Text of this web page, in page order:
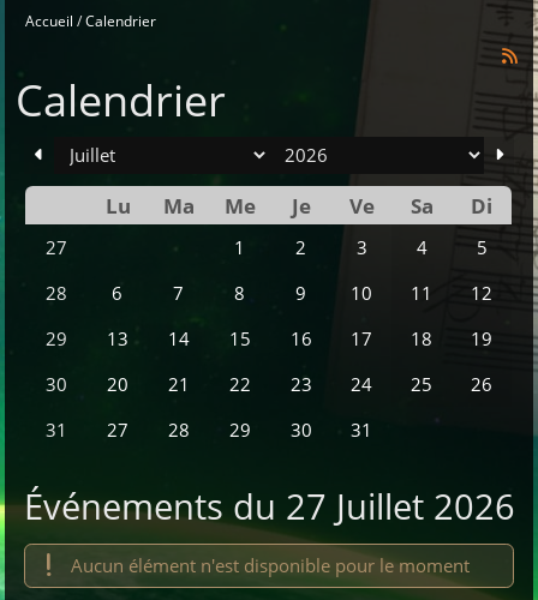
Accueil Calendrier
Calendrier
Se Lu Ma Me Je Ve Sa Di
27 1 2 3 4
5
28
6 7 8 9 10 11
12
29
13 14 15 16 17 18
19
30
20 21 22 23 24 25
26
31
27 28 29 30 31
Événements du 27 Juillet 2026
Aucun élément n'est disponible pour le moment